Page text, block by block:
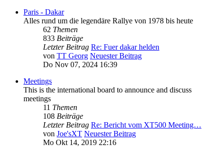
Paris - Dakar
Alles rund um die legendäre Rallye von 1978 bis heute
62 Themen
833 Beiträge
Letzter Beitrag Re: Fuer dakar helden
von TT Georg Neuester Beitrag
Do Nov 07, 2024 16:39
Meetings
This is the international board to announce and discuss
meetings
11 Themen
108 Beiträge
Letzter Beitrag Re: Bericht vom XT500 Meeting…
von Joe'sXT Neuester Beitrag
Mo Okt 14, 2019 22:16